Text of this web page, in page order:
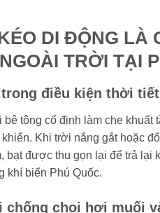
DI ĐỘNG LÀ
TRỜI TẠI
điều kiện thời
bê tông cố định làm che
Khi trời nắng gắt hoặc
bạt được thu gọn lại để trả
khí biển Phú Quốc.
chọi hơi muối